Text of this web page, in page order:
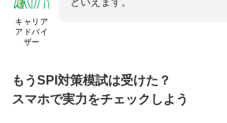
キャリア
アドバイ
ザー
もうSPI対策模試は受けた？
スマホで実力をチェックしよう